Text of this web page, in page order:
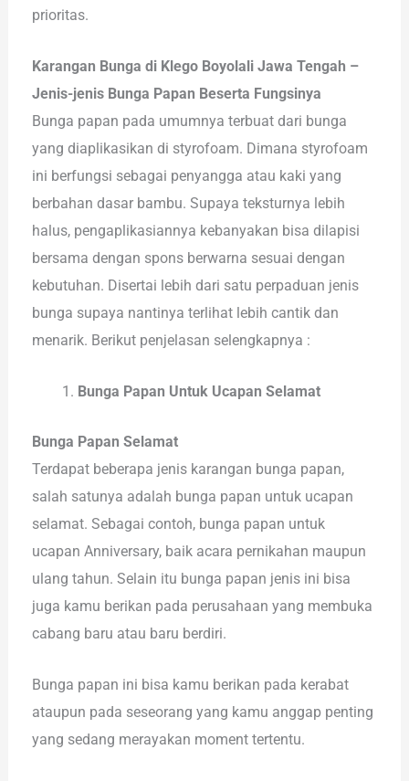
prioritas.
Karangan Bunga di Klego Boyolali Jawa Tengah –
Jenis-jenis Bunga Papan Beserta Fungsinya
Bunga papan pada umumnya terbuat dari bunga
yang diaplikasikan di styrofoam. Dimana styrofoam
ini berfungsi sebagai penyangga atau kaki yang
berbahan dasar bambu. Supaya teksturnya lebih
halus, pengaplikasiannya kebanyakan bisa dilapisi
bersama dengan spons berwarna sesuai dengan
kebutuhan. Disertai lebih dari satu perpaduan jenis
bunga supaya nantinya terlihat lebih cantik dan
menarik. Berikut penjelasan selengkapnya :
Bunga Papan Untuk Ucapan Selamat
Bunga Papan Selamat
Terdapat beberapa jenis karangan bunga papan,
salah satunya adalah bunga papan untuk ucapan
selamat. Sebagai contoh, bunga papan untuk
ucapan Anniversary, baik acara pernikahan maupun
ulang tahun. Selain itu bunga papan jenis ini bisa
juga kamu berikan pada perusahaan yang membuka
cabang baru atau baru berdiri.
Bunga papan ini bisa kamu berikan pada kerabat
ataupun pada seseorang yang kamu anggap penting
yang sedang merayakan moment tertentu.